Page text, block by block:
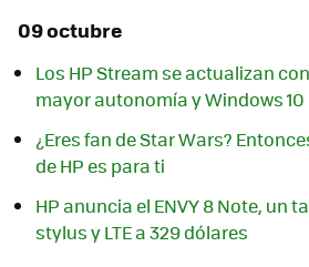
09 octubre
Los HP Stream se actualizan
mayor autonomía y Windows 10
¿Eres fan de Star Wars?
de HP es para ti
HP anuncia el ENVY 8 Note, un
stylus y LTE a 329 dólares